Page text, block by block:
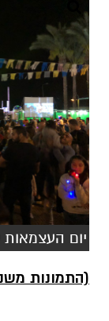
יום
(התמונות